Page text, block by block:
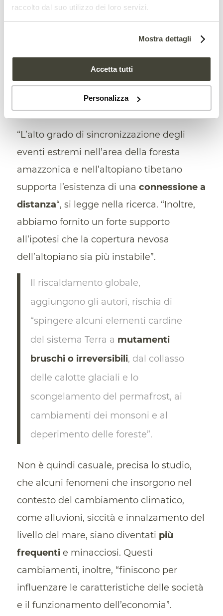
raccolto dal suo utilizzo dei loro servizi.
Mostra dettagli
Accetta tutti
Personalizza
“Rimangono 10 anni per intervenire”
Fenomeni sempre più frequenti
e minacciosi
“L’alto grado di sincronizzazione degli
eventi estremi nell’area della foresta
amazzonica e nell’altopiano tibetano
supporta l’esistenza di una connessione a
distanza“, si legge nella ricerca. “Inoltre,
abbiamo fornito un forte supporto
all’ipotesi che la copertura nevosa
dell’altopiano sia più instabile”.
Il riscaldamento globale,
aggiungono gli autori, rischia di
“spingere alcuni elementi cardine
del sistema Terra a mutamenti
bruschi o irreversibili, dal collasso
delle calotte glaciali e lo
scongelamento del permafrost, ai
cambiamenti dei monsoni e al
deperimento delle foreste”.
Non è quindi casuale, precisa lo studio,
che alcuni fenomeni che insorgono nel
contesto del cambiamento climatico,
come alluvioni, siccità e innalzamento del
livello del mare, siano diventati più
frequentie minacciosi. Questi
cambiamenti, inoltre, “finiscono per
influenzare le caratteristiche delle società
e il funzionamento dell’economia”.